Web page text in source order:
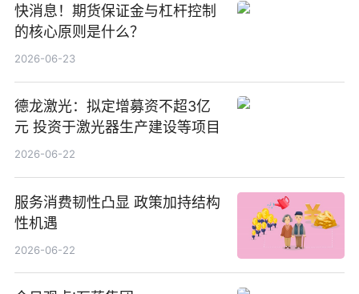
快消息！期货保证金与杠杆控制
的核心原则是什么？
2026-06-23
德龙激光：拟定增募资不超3亿
元 投资于激光器生产建设等项目
2026-06-22
服务消费韧性凸显 政策加持结构
性机遇
2026-06-22